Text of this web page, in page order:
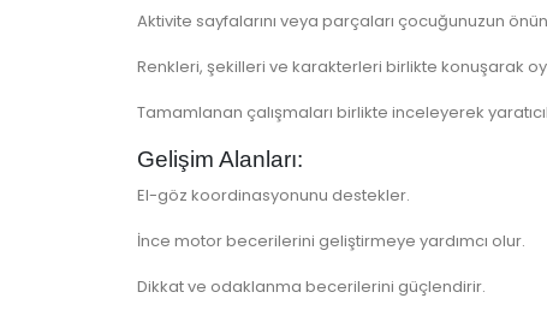
Aktivite sayfalarını veya parçaları çocuğunuzun
Renkleri, şekilleri ve karakterleri birlikte konuşarak
Tamamlanan çalışmaları birlikte inceleyerek
Gelişim Alanları:
El-göz koordinasyonunu destekler.
İnce motor becerilerini geliştirmeye yardımcı olur.
Dikkat ve odaklanma becerilerini güçlendirir.